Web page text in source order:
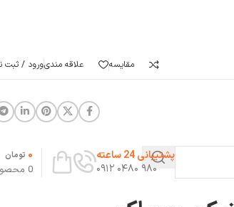
مقایسه علاقه مندیورود / ثبت
پشتیبانی 24 ساعته
۹۸۰ ۰۴۸۰ ۰۹۱۲
0
0 تومان